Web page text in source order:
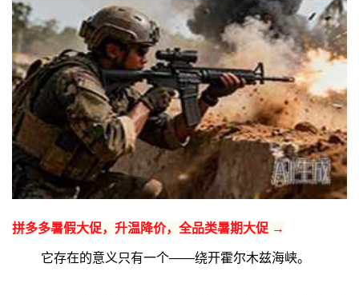
拼多多暑假大促，升温降价，全品类暑期大促 →
它存在的意义只有一个——绕开霍尔木兹海峡。